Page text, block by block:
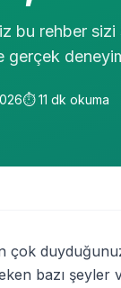
bu rehber
gerçek
⏱️11 dk okuma
çok
bazı